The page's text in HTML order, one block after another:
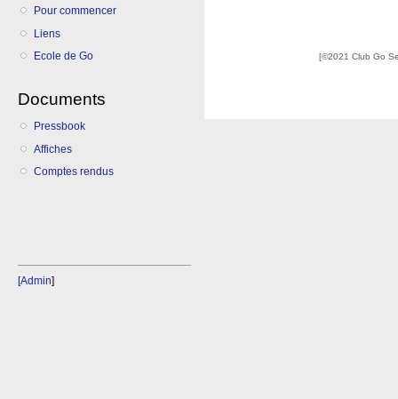
Pour commencer
Liens
Ecole de Go
Documents
Pressbook
Affiches
Comptes rendus
[Admin]
[©2021 Club Go